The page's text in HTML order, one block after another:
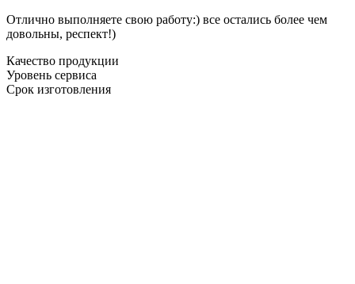
Отлично выполняете свою работу:) все остались более чем
довольны, респект!)
Качество продукции
Уровень сервиса
Срок изготовления